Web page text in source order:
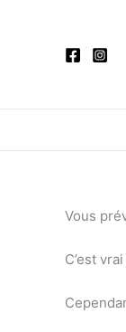
Vous
C’est